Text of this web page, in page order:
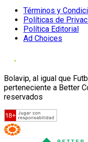
Términos y
Políticas de
Política Editorial
Ad Choices
Bolavip, al igual que
perteneciente a Better
reservados